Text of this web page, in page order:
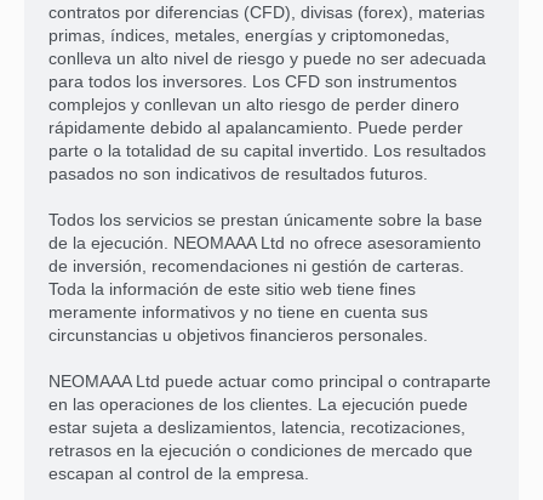
contratos por diferencias (CFD), divisas (forex), materias
primas, índices, metales, energías y criptomonedas,
conlleva un alto nivel de riesgo y puede no ser adecuada
para todos los inversores. Los CFD son instrumentos
complejos y conllevan un alto riesgo de perder dinero
rápidamente debido al apalancamiento. Puede perder
parte o la totalidad de su capital invertido. Los resultados
pasados no son indicativos de resultados futuros.
Todos los servicios se prestan únicamente sobre la base
de la ejecución. NEOMAAA Ltd no ofrece asesoramiento
de inversión, recomendaciones ni gestión de carteras.
Toda la información de este sitio web tiene fines
meramente informativos y no tiene en cuenta sus
circunstancias u objetivos financieros personales.
NEOMAAA Ltd puede actuar como principal o contraparte
en las operaciones de los clientes. La ejecución puede
estar sujeta a deslizamientos, latencia, recotizaciones,
retrasos en la ejecución o condiciones de mercado que
escapan al control de la empresa.